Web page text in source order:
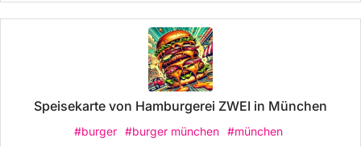
Speisekarte von Hamburgerei ZWEI in München
#burger #burger münchen #münchen